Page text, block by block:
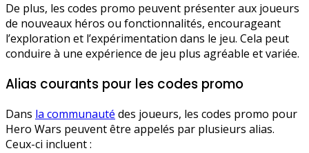
De plus, les codes promo peuvent présenter aux joueurs
de nouveaux héros ou fonctionnalités, encourageant
l’exploration et l’expérimentation dans le jeu. Cela peut
conduire à une expérience de jeu plus agréable et variée.
Alias courants pour les codes promo
Dans la communauté des joueurs, les codes promo pour
Hero Wars peuvent être appelés par plusieurs alias.
Ceux-ci incluent :